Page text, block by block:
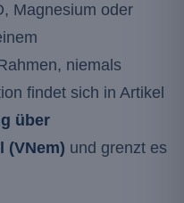
Magnesium oder
niemals
findet sich in Artikel
über
(VNem) und grenzt es